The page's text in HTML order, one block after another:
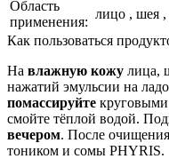
Область
применения:
лицо , шея ,
Как пользоваться
На влажную кожу лица,
нажатий эмульсии на
помассируйте
смойте тёплой водой.
вечером. После
тоником и сомы PHYRIS.